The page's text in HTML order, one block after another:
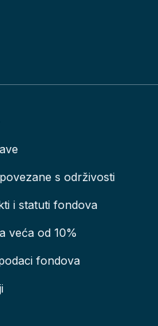
s održivosti
i statuti fondova
veća od 10%
fondova